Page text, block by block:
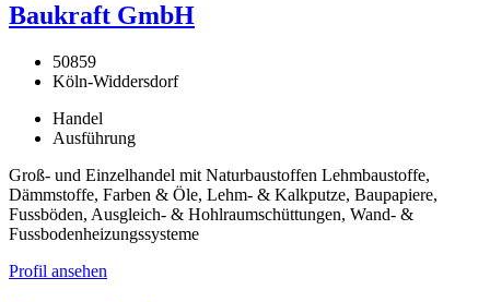
Baukraft GmbH
50859
Köln-Widdersdorf
Handel
Ausführung
Groß- und Einzelhandel mit Naturbaustoffen Lehmbaustoffe,
Dämmstoffe, Farben & Öle, Lehm- & Kalkputze, Baupapiere,
Fussböden, Ausgleich- & Hohlraumschüttungen, Wand- &
Fussbodenheizungssysteme
Profil ansehen